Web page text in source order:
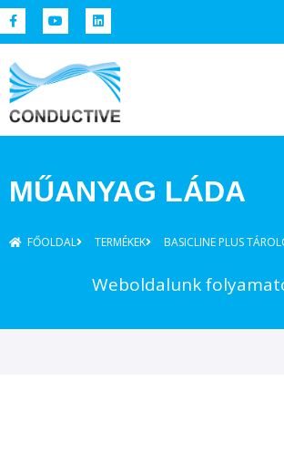
MŰANYAG LÁDA
FŐOLDAL TERMÉKEK BASICLINE PLUS
Weboldalunk